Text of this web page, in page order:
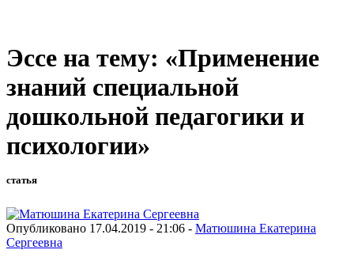
Эссе на тему: «Применение
знаний специальной
дошкольной педагогики и
психологии»
статья
Опубликовано 17.04.2019 - 21:06 - Матюшина Екатерина
Сергеевна